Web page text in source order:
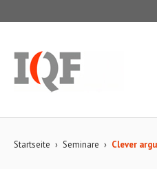
Startseite › Seminare › Clever